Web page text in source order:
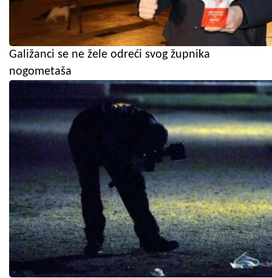
Galižanci se ne žele odreći svog župnika
nogometaša